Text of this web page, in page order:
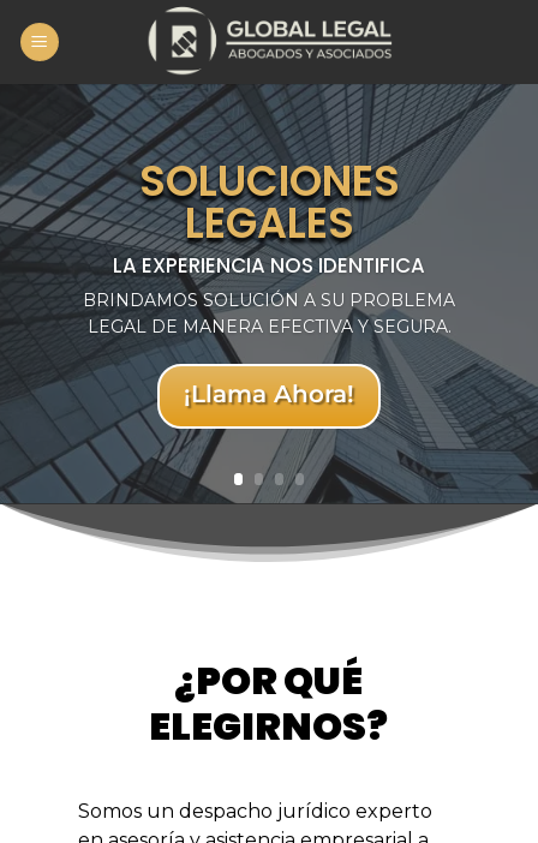
SOLUCIONES
LEGALES
LA EXPERIENCIA NOS IDENTIFICA
BRINDAMOS SOLUCIÓN A SU PROBLEMA
LEGAL DE MANERA EFECTIVA Y SEGURA.
¡Llama Ahora!
¿POR QUÉ
ELEGIRNOS?
Somos un despacho jurídico experto